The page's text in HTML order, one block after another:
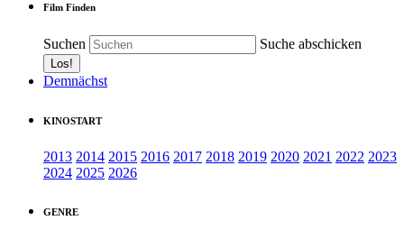
Film Finden
Suchen Suche abschicken
Demnächst
KINOSTART
2013 2014 2015 2016 2017 2018 2019 2020 2021 2022 2023
2024 2025 2026
GENRE